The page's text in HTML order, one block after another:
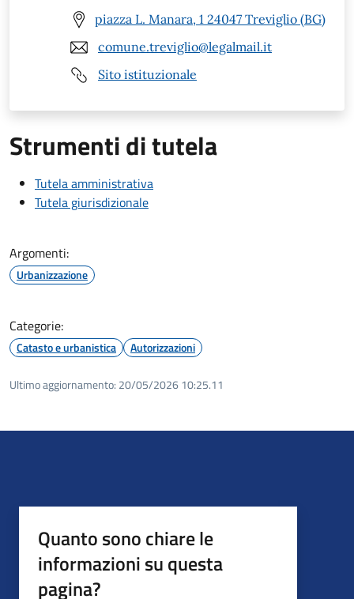
piazza L. Manara, 1 24047 Treviglio (BG)
comune.treviglio@legalmail.it
Sito istituzionale
Strumenti di tutela
Tutela amministrativa
Tutela giurisdizionale
Argomenti:
Urbanizzazione
Categorie:
Catasto e urbanistica Autorizzazioni
Ultimo aggiornamento: 20/05/2026 10:25.11
Quanto sono chiare le
informazioni su questa
pagina?